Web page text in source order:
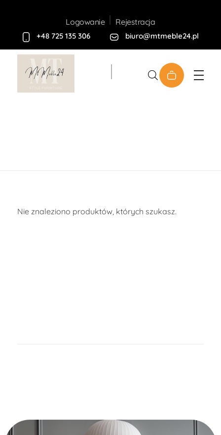
Logowanie Rejestracja
+48 725 135 306 biuro@mtmeble24.pl
Nie znaleziono produktów, których szukasz.